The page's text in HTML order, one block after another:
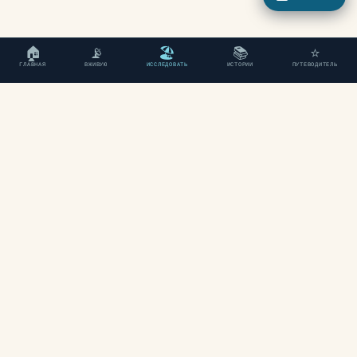
🏠
ГЛАВНАЯ
📡
ВЖИВУЮ
🏖
ИССЛЕДОВАТЬ
📚
ИСТОРИИ
⭐
ПУТЕВОДИТЕЛЬ